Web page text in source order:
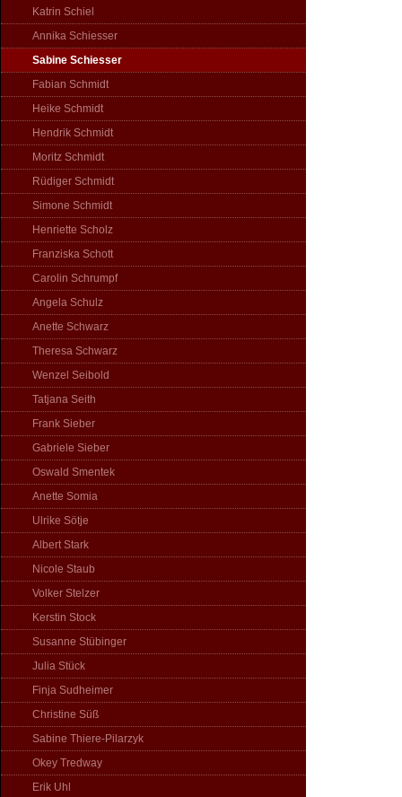
Katrin Schiel
Annika Schiesser
Sabine Schiesser
Fabian Schmidt
Heike Schmidt
Hendrik Schmidt
Moritz Schmidt
Rüdiger Schmidt
Simone Schmidt
Henriette Scholz
Franziska Schott
Carolin Schrumpf
Angela Schulz
Anette Schwarz
Theresa Schwarz
Wenzel Seibold
Tatjana Seith
Frank Sieber
Gabriele Sieber
Oswald Smentek
Anette Somia
Ulrike Sötje
Albert Stark
Nicole Staub
Volker Stelzer
Kerstin Stock
Susanne Stübinger
Julia Stück
Finja Sudheimer
Christine Süß
Sabine Thiere-Pilarzyk
Okey Tredway
Erik Uhl